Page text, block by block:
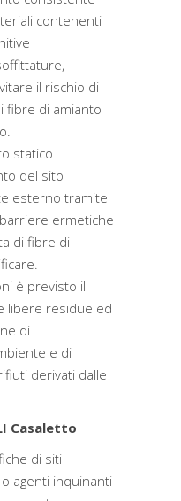
contenenti
il rischio di
fibre di amianto
statico
del sito
esterno tramite
ermetiche
di fibre di
è previsto il
libere residue ed
di
e di
derivati dalle
Casaletto
di siti
agenti inquinanti